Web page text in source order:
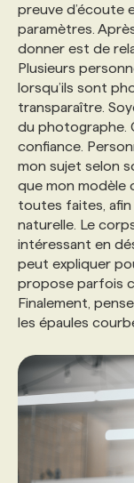
preuve d’écoute
paramètres.
donner est de
Plusieurs
lorsqu’ils sont
transparaître.
du photographe.
confiance.
mon sujet selon
que mon modèle
toutes faites, afin
naturelle. Le
intéressant en
peut expliquer
propose parfois
Finalement,
les épaules